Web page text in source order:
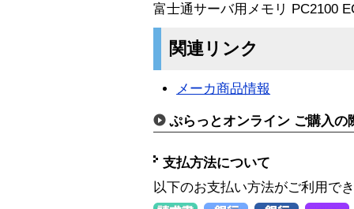
富士通サーバ用メモリ PC2100
関連リンク
メーカ商品情報
ぷらっとオンライン ご購入の
支払方法について
以下のお支払い方法がご利用で